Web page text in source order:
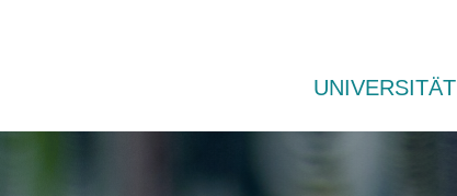
UNIVERSITÄT